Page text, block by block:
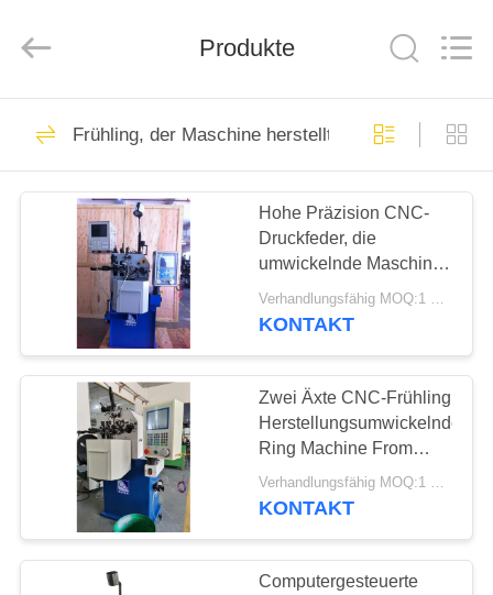
HAUS
PRODUKTE
ÜBER
FABRIK-
AUSFLUG
QUALITÄTSKONTROLLE
TRETEN
SIE
Machinery
cnc-
Frühlingsmaschine
226
Frühlings-
umwickelnde
Maschine
46
Produkte
Frühling, der Maschine herstellt
Hohe Präzision CNC-
Druckfeder, die
umwickelnde Maschine
mit Längen-Sortierer
herstellt
Verhandlungsfähig MOQ:1 Satz
KONTAKT
Zwei Äxte CNC-Frühling
Herstellungsumwickelnder
Ring Machine From
Factory
Verhandlungsfähig MOQ:1 Satz
KONTAKT
Computergesteuerte